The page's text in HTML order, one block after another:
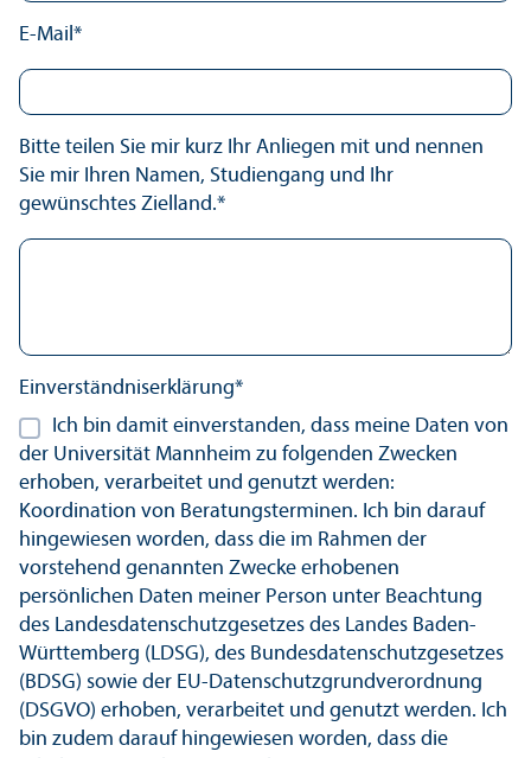
E-Mail*
Bitte teilen Sie mir kurz Ihr Anliegen mit und nennen
Sie mir Ihren Namen, Studien­gang und Ihr
gewünschtes Zielland.*
Einverständnis­erklärung*
Ich bin damit einverstanden, dass meine Daten von
der Universität Mannheim zu folgenden Zwecken
erhoben, verarbeitet und genutzt werden:
Koordination von Beratungs­terminen. Ich bin darauf
hingewiesen worden, dass die im Rahmen der
vorstehend genannten Zwecke erhobenen
persönlichen Daten meiner Person unter Beachtung
des Landes­datenschutz­gesetzes des Landes Baden-
Württemberg (LDSG), des Bundes­datenschutz­gesetzes
(BDSG) sowie der EU-Datenschutz­grundverordnung
(DSGVO) erhoben, verarbeitet und genutzt werden. Ich
bin zudem darauf hingewiesen worden, dass die